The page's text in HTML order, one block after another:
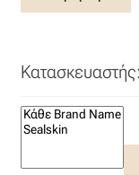
Κατασκευαστής: